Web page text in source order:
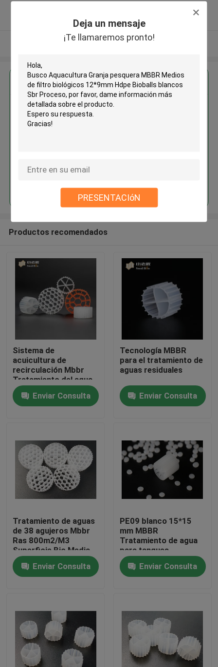
Deja un mensaje
¡Te llamaremos pronto!
PRESENTACIóN
Hogar
Sobre nosotros
Viaje de la fábrica
Éntrenos en contacto con
El blog
Medios de filtro MBBR
Bio medios de MBBR
Proveedor verificado
Vea más
Obtenga el mejor precio por
Aquacultura Granja pesquera
Productos recomendados
Sistema de
acuicultura de
recirculación Mbbr
Tratamiento del agua
Transportador
flotanteEnviar Consulta
Tecnología MBBR
para el tratamiento de
aguas residuales
Enviar Consulta
Tratamiento de aguas
de 38 agujeros Mbbr
Ras 800m2/M3
Superficie Bio Media
Enviar Consulta
PE09 blanco 15*15
mm MBBR
Tratamiento de agua
para tanques
anaeróbicos
Enviar Consulta